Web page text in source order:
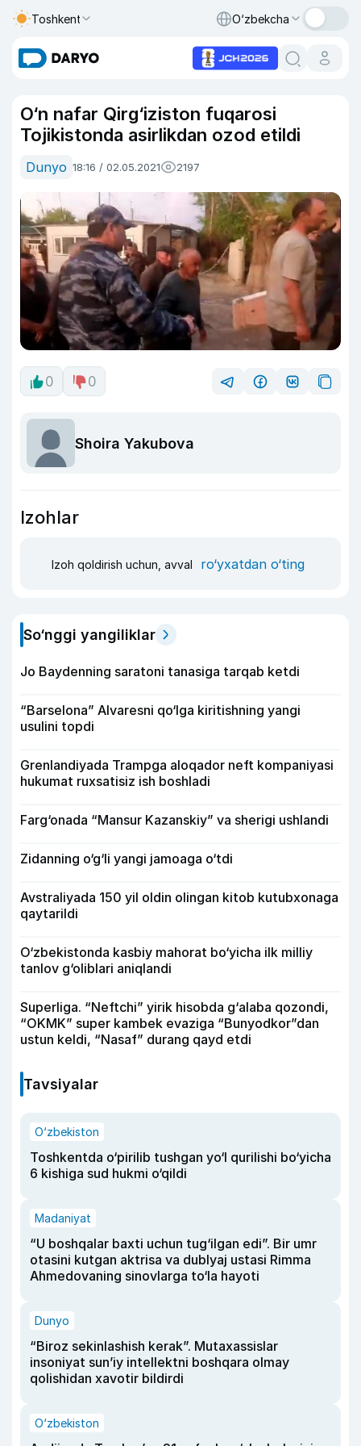
Toshkent O‘zbekcha
O‘n nafar Qirg‘iziston fuqarosi
Tojikistonda asirlikdan ozod etildi
Dunyo 18:16 / 02.05.2021 2197
0 0
Shoira Yakubova
Izohlar
Izoh qoldirish uchun, avval ro‘yxatdan o‘ting
So‘nggi yangiliklar
Jo Baydenning saratoni tanasiga tarqab ketdi
“Barselona” Alvaresni qo‘lga kiritishning yangi
usulini topdi
Grenlandiyada Trampga aloqador neft kompaniyasi
hukumat ruxsatisiz ish boshladi
Farg‘onada “Mansur Kazanskiy” va sherigi ushlandi
Zidanning o‘g‘li yangi jamoaga o‘tdi
Avstraliyada 150 yil oldin olingan kitob kutubxonaga
qaytarildi
O‘zbekistonda kasbiy mahorat bo‘yicha ilk milliy
tanlov g‘oliblari aniqlandi
Superliga. “Neftchi” yirik hisobda g‘alaba qozondi,
“OKMK” super kambek evaziga “Bunyodkor”dan
ustun keldi, “Nasaf” durang qayd etdi
Tavsiyalar
O‘zbekiston
Toshkentda o‘pirilib tushgan yo‘l qurilishi bo‘yicha
6 kishiga sud hukmi o‘qildi
Madaniyat
“U boshqalar baxti uchun tug‘ilgan edi”. Bir umr
otasini kutgan aktrisa va dublyaj ustasi Rimma
Ahmedovaning sinovlarga to‘la hayoti
Dunyo
“Biroz sekinlashish kerak”. Mutaxassislar
insoniyat sun’iy intellektni boshqara olmay
qolishidan xavotir bildirdi
O‘zbekiston